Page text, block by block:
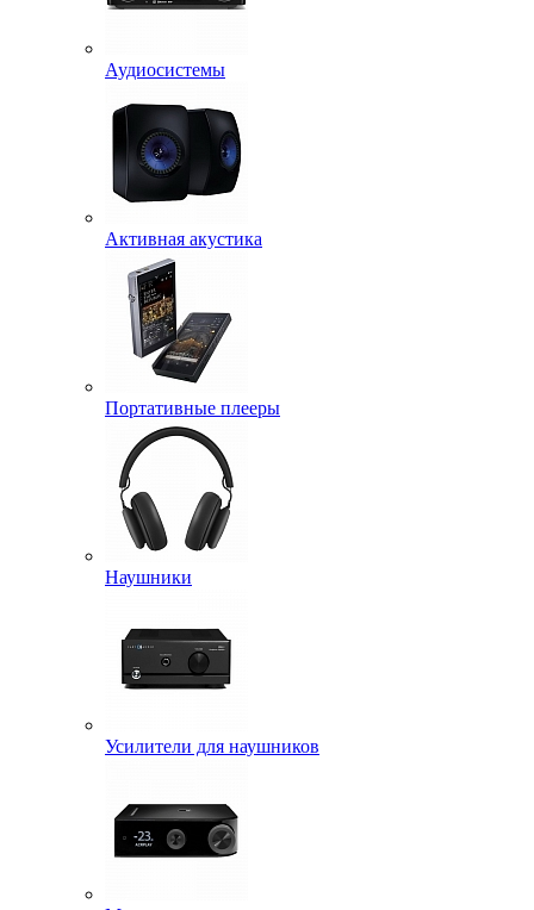
Аудиосистемы
Активная акустика
Портативные плееры
Наушники
Усилители для наушников